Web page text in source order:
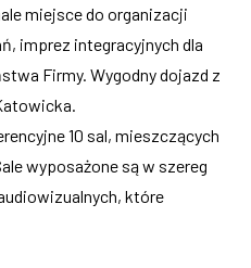
miejsce do organizacji
imprez integracyjnych dla
Firmy. Wygodny dojazd z
Katowicka.
10 sal, mieszczących
wyposażone są w szereg
które